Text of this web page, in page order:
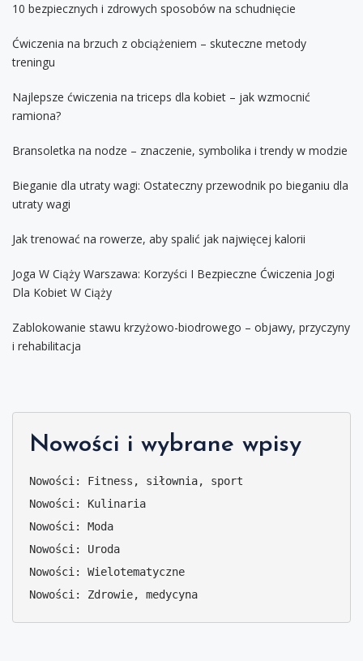
10 bezpiecznych i zdrowych sposobów na schudnięcie
Ćwiczenia na brzuch z obciążeniem – skuteczne metody
treningu
Najlepsze ćwiczenia na triceps dla kobiet – jak wzmocnić
ramiona?
Bransoletka na nodze – znaczenie, symbolika i trendy w modzie
Bieganie dla utraty wagi: Ostateczny przewodnik po bieganiu dla
utraty wagi
Jak trenować na rowerze, aby spalić jak najwięcej kalorii
Joga W Ciąży Warszawa: Korzyści I Bezpieczne Ćwiczenia Jogi
Dla Kobiet W Ciąży
Zablokowanie stawu krzyżowo-biodrowego – objawy, przyczyny
i rehabilitacja
Nowości i wybrane wpisy
Nowości: Fitness, siłownia, sport
Nowości: Kulinaria
Nowości: Moda
Nowości: Uroda
Nowości: Wielotematyczne
Nowości: Zdrowie, medycyna